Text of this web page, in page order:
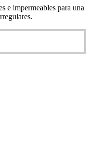
e impermeables para una